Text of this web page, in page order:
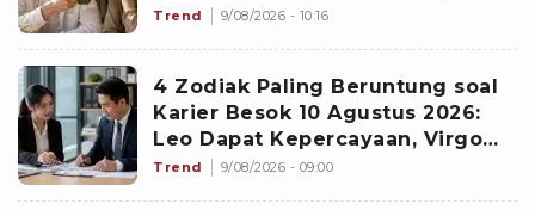
Scorpio Awas Terprovokasi
Trend 9/08/2026 - 10:16
4 Zodiak Paling Beruntung soal
Karier Besok 10 Agustus 2026:
Leo Dapat Kepercayaan, Virgo
Makin Diperhitungkan
Trend 9/08/2026 - 09:00